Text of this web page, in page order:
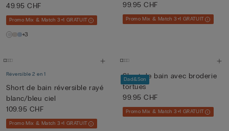
49.95 CHF
Promo Mix & Match 3+1 GRATUIT
+3
99.95 CHF
Promo Mix & Match 3+1 GRATUIT
Réversible 2 en 1
Short de bain réversible rayé
blanc/bleu ciel
109.95 CHF
Promo Mix & Match 3+1 GRATUIT
Dad&Son
Short de bain avec broderie
tortues
99.95 CHF
Promo Mix & Match 3+1 GRATUIT